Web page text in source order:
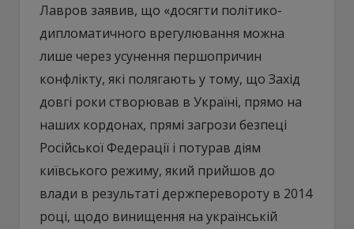
Лавров заявив, що «досягти політико-
дипломатичного врегулювання можна
лише через усунення першопричин
конфлікту, які полягають у тому, що Захід
довгі роки створював в Україні, прямо на
наших кордонах, прямі загрози безпеці
Російської Федерації і потурав діям
київського режиму, який прийшов до
влади в результаті держперевороту в 2014
році, щодо винищення на українській